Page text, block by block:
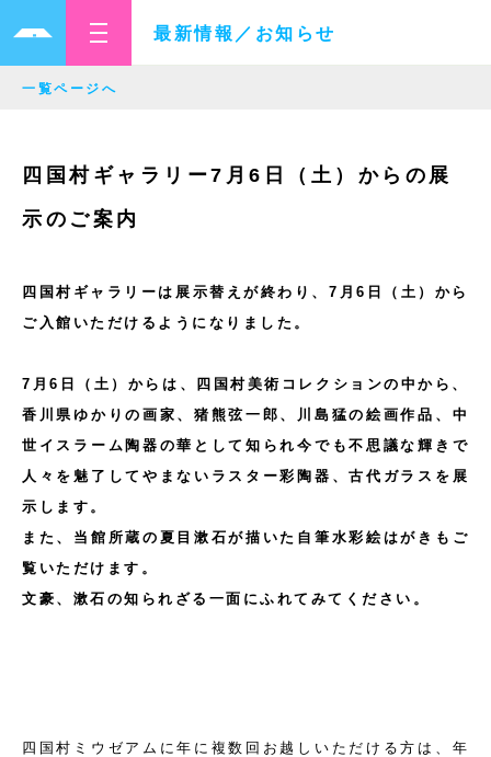
最新情報／お知らせ
一覧ページへ
四国村ギャラリー7月6日（土）からの展
示のご案内
四国村ギャラリーは展示替えが終わり、7月6日（土）から
ご入館いただけるようになりました。
7月6日（土）からは、四国村美術コレクションの中から、
香川県ゆかりの画家、猪熊弦一郎、川島猛の絵画作品、中
世イスラーム陶器の華として知られ今でも不思議な輝きで
人々を魅了してやまないラスター彩陶器、古代ガラスを展
示します。
また、当館所蔵の夏目漱石が描いた自筆水彩絵はがきもご
覧いただけます。
文豪、漱石の知られざる一面にふれてみてください。
四国村ミウゼアムに年に複数回お越しいただける方は、年